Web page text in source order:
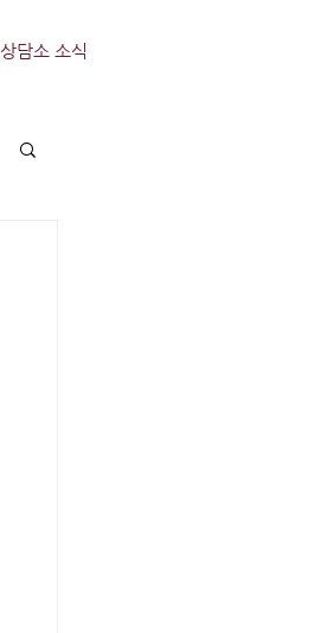
상담소 소식